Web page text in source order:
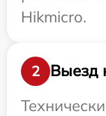
Hikmicro.
2
Выезд